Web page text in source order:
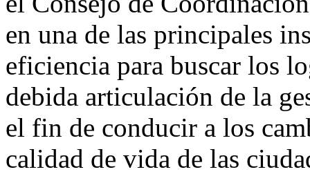
en una de las principales
eficiencia para buscar los
debida articulación de la
el fin de conducir a los
calidad de vida de las